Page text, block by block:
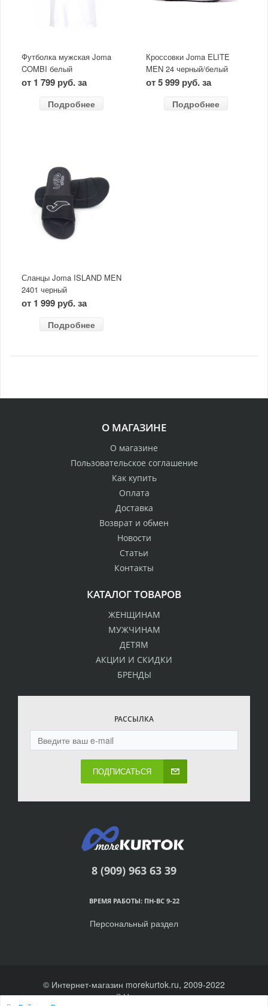
Футболка мужская Joma
COMBI белый
от 1 799 руб. за
Подробнее
Кроссовки Joma ELITE
MEN 24 черный/белый
от 5 999 руб. за
Подробнее
Сланцы Joma ISLAND MEN
2401 черный
от 1 999 руб. за
Подробнее
О МАГАЗИНЕ
О магазине
Пользовательское соглашение
Как купить
Оплата
Доставка
Возврат и обмен
Новости
Статьи
Контакты
КАТАЛОГ ТОВАРОВ
ЖЕНЩИНАМ
МУЖЧИНАМ
ДЕТЯМ
АКЦИИ И СКИДКИ
БРЕНДЫ
РАССЫЛКА
ПОДПИСАТЬСЯ
8 (909) 963 63 39
ВРЕМЯ РАБОТЫ: ПН-ВС 9-22
Персональный раздел
© Интернет-магазин morekurtok.ru, 2009-2022
Наверх